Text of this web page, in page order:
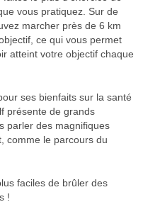
vous pratiquez. Sur de
marcher près de 6 km
ce qui vous permet
atteint votre objectif chaque
ses bienfaits sur la santé
présente de grands
parler des magnifiques
comme le parcours du
faciles de brûler des
!